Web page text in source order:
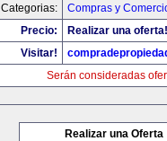
Categorias:
Compras y
Precio:
Realizar una oferta!
Visitar!
Serán consideradas
Realizar una Oferta